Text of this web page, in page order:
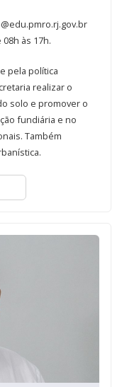
às 17h.
pela política
realizar o
solo e promover o
fundiária e no
Também